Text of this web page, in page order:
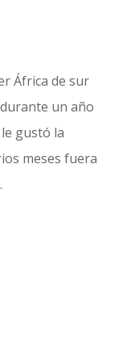
África de sur
un año
gustó la
meses fuera